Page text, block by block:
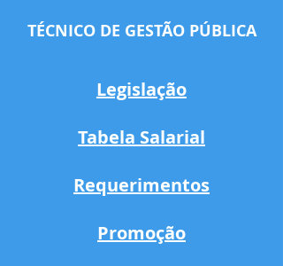
TÉCNICO DE GESTÃO PÚBLICA
Legislação
Tabela Salarial
Requerimentos
Promoção